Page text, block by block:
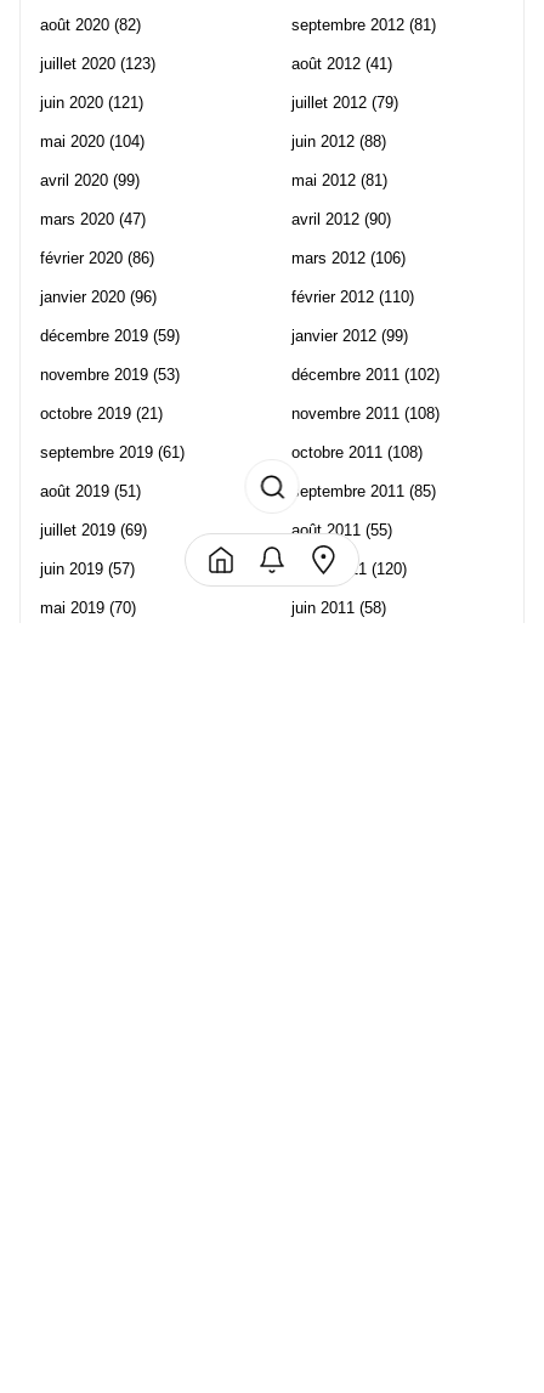
août 2020 (82)
juillet 2020 (123)
juin 2020 (121)
mai 2020 (104)
avril 2020 (99)
mars 2020 (47)
février 2020 (86)
janvier 2020 (96)
décembre 2019 (59)
novembre 2019 (53)
octobre 2019 (21)
septembre 2019 (61)
août 2019 (51)
juillet 2019 (69)
juin 2019 (57)
mai 2019 (70)
septembre 2012 (81)
août 2012 (41)
juillet 2012 (79)
juin 2012 (88)
mai 2012 (81)
avril 2012 (90)
mars 2012 (106)
février 2012 (110)
janvier 2012 (99)
décembre 2011 (102)
novembre 2011 (108)
octobre 2011 (108)
septembre 2011 (85)
août 2011 (55)
juillet 2011 (120)
juin 2011 (58)